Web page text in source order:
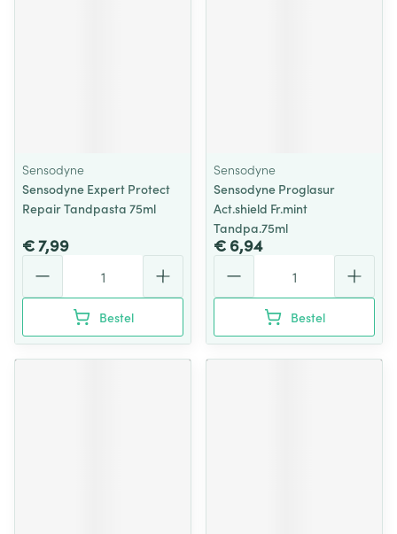
Sensodyne
Sensodyne Expert Protect
Repair Tandpasta 75ml
€ 7,99
Bestel
Sensodyne
Sensodyne Proglasur
Act.shield Fr.mint
Tandpa.75ml
€ 6,94
Bestel